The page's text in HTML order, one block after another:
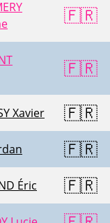
🇫🇷
🇫🇷
Xavier 🇫🇷
🇫🇷
Éric 🇫🇷